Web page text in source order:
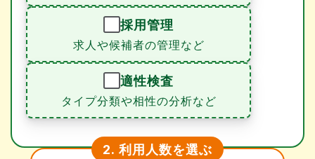
採用管理
求人や候補者の管理など
適性検査
タイプ分類や相性の分析など
2. 利用人数を選ぶ